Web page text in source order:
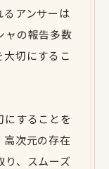
アンサーは
ャの報告多数
切にするこ
することを
次元の存在
り、スムーズ